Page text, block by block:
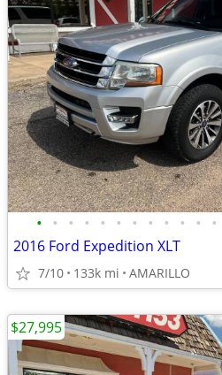
• • • • • • • • • • • •
2016 Ford Expedition XLT
7/10 133k mi AMARILLO
$27,995